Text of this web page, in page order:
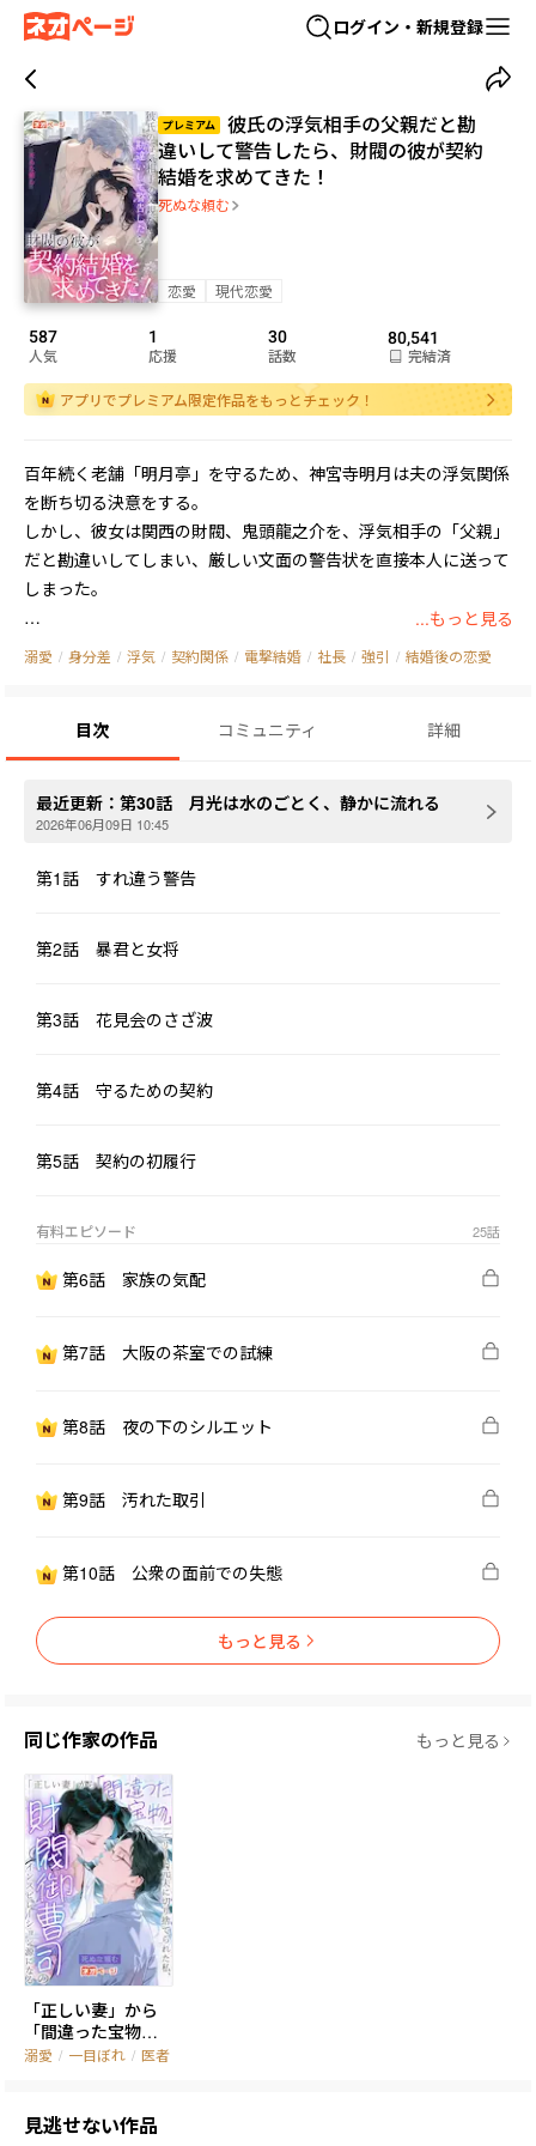
ログイン・新規登録
プレミアム
彼氏の浮気相手の父親だと勘
違いして警告したら、財閥の彼が契約
結婚を求めてきた！
死ぬな頼む
恋愛 現代恋愛
587
人気
1
応援
30
話数
80,541
完結済
アプリでプレミアム限定作品をもっとチェック！
百年続く老舗「明月亭」を守るため、神宮寺明月は夫の浮気関係
を断ち切る決意をする。
しかし、彼女は関西の財閥、鬼頭龍之介を、浮気相手の「父親」
だと勘違いしてしまい、厳しい文面の警告状を直接本人に送って
しまった。
ほどなくして、本人が「明月亭」に現れる。
「俺と恋人のフリをしろ。半年以内に、あの男女を社会的に抹殺
してやる」
荒唐な誤解から始まったこの協力は、やがてかつて彼女を軽んじ
...もっと見る
溺愛 / 身分差 / 浮気 / 契約関係 / 電撃結婚 / 社長 / 強引 / 結婚後の恋愛
目次 コミュニティ 詳細
最近更新： 第30話 月光は水のごとく、静かに流れる
2026年06月09日 10:45
第1話 すれ違う警告
第2話 暴君と女将
第3話 花見会のさざ波
第4話 守るための契約
第5話 契約の初履行
有料エピソード 25話
第6話 家族の気配
第7話 大阪の茶室での試練
第8話 夜の下のシルエット
第9話 汚れた取引
第10話 公衆の面前での失態
もっと見る
同じ作家の作品 もっと見る
「正しい妻」から
「間違った宝物」
へ――エリート元夫に
インスピレーショ
ン源になる
溺愛 / 一目ぼれ / 医者
見逃せない作品